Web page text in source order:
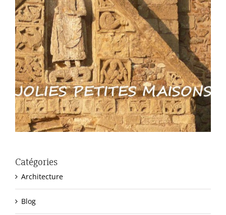
Catégories
Architecture
Blog